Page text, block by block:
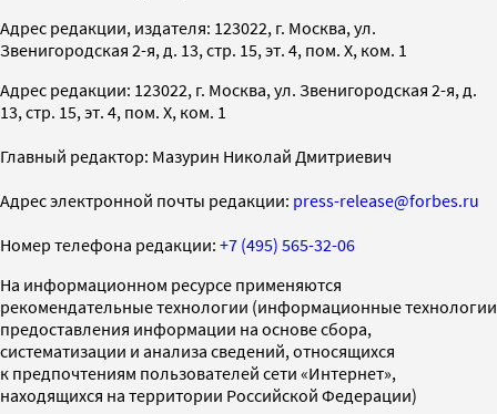
Адрес редакции, издателя: 123022, г. Москва, ул.
Звенигородская 2-я, д. 13, стр. 15, эт. 4, пом. X, ком. 1
Адрес редакции: 123022, г. Москва, ул. Звенигородская 2-я, д.
13, стр. 15, эт. 4, пом. X, ком. 1
Главный редактор: Мазурин Николай Дмитриевич
Адрес электронной почты редакции: press-release@forbes.ru
Номер телефона редакции: +7 (495) 565-32-06
На информационном ресурсе применяются
рекомендательные технологии (информационные технологии
предоставления информации на основе сбора,
систематизации и анализа сведений, относящихся
к предпочтениям пользователей сети «Интернет»,
находящихся на территории Российской Федерации)